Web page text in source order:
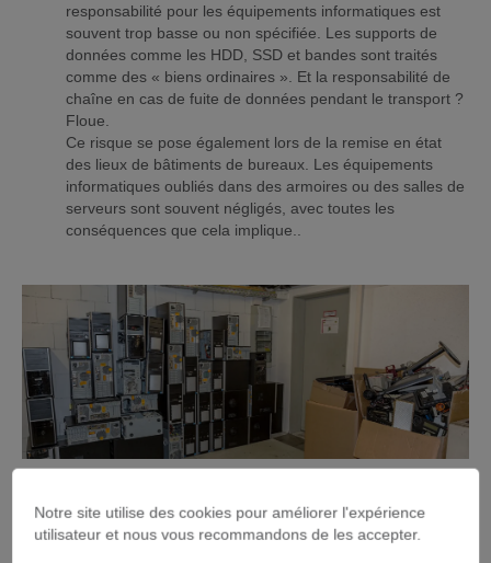
responsabilité pour les équipements informatiques est
souvent trop basse ou non spécifiée. Les supports de
données comme les HDD, SSD et bandes sont traités
comme des « biens ordinaires ». Et la responsabilité de
chaîne en cas de fuite de données pendant le transport ?
Floue.
Ce risque se pose également lors de la remise en état
des lieux de bâtiments de bureaux. Les équipements
informatiques oubliés dans des armoires ou des salles de
serveurs sont souvent négligés, avec toutes les
conséquences que cela implique..
Comment maîtriser ces risques ?
Notre site utilise des cookies pour améliorer l'expérience
utilisateur et nous vous recommandons de les accepter.